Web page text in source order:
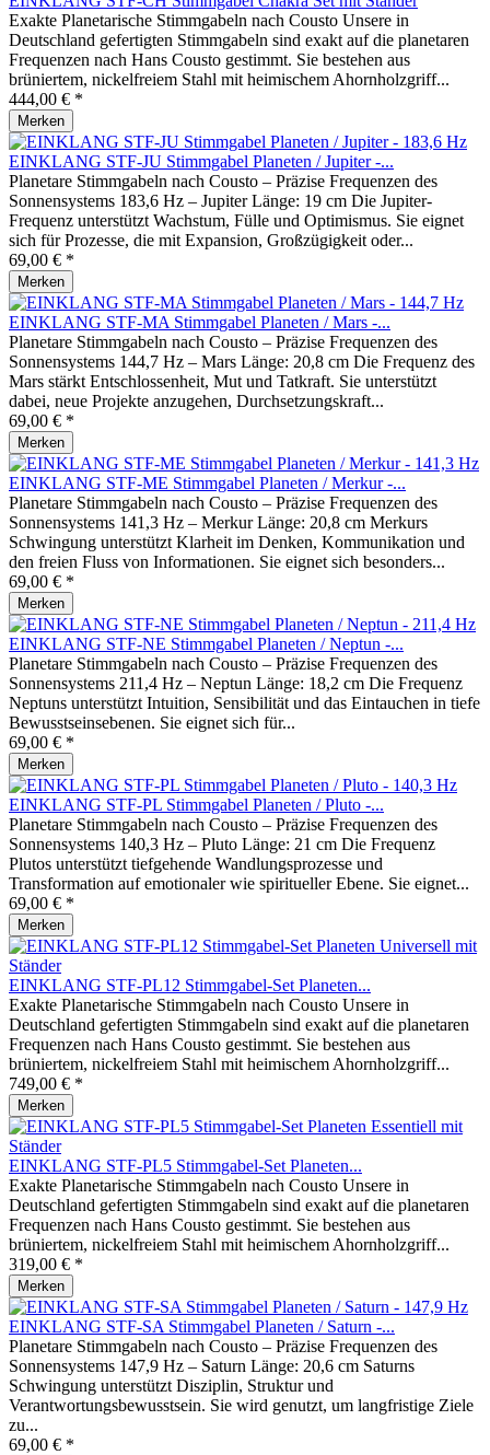
Exakte Planetarische Stimmgabeln nach Cousto Unsere in
Deutschland gefertigten Stimmgabeln sind exakt auf die planetaren
Frequenzen nach Hans Cousto gestimmt. Sie bestehen aus
brüniertem, nickelfreiem Stahl mit heimischem Ahornholzgriff...
444,00 € *
Merken
EINKLANG STF-JU Stimmgabel Planeten / Jupiter -...
Planetare Stimmgabeln nach Cousto – Präzise Frequenzen des
Sonnensystems 183,6 Hz – Jupiter Länge: 19 cm Die Jupiter-
Frequenz unterstützt Wachstum, Fülle und Optimismus. Sie eignet
sich für Prozesse, die mit Expansion, Großzügigkeit oder...
69,00 € *
Merken
EINKLANG STF-MA Stimmgabel Planeten / Mars -...
Planetare Stimmgabeln nach Cousto – Präzise Frequenzen des
Sonnensystems 144,7 Hz – Mars Länge: 20,8 cm Die Frequenz des
Mars stärkt Entschlossenheit, Mut und Tatkraft. Sie unterstützt
dabei, neue Projekte anzugehen, Durchsetzungskraft...
69,00 € *
Merken
EINKLANG STF-ME Stimmgabel Planeten / Merkur -...
Planetare Stimmgabeln nach Cousto – Präzise Frequenzen des
Sonnensystems 141,3 Hz – Merkur Länge: 20,8 cm Merkurs
Schwingung unterstützt Klarheit im Denken, Kommunikation und
den freien Fluss von Informationen. Sie eignet sich besonders...
69,00 € *
Merken
EINKLANG STF-NE Stimmgabel Planeten / Neptun -...
Planetare Stimmgabeln nach Cousto – Präzise Frequenzen des
Sonnensystems 211,4 Hz – Neptun Länge: 18,2 cm Die Frequenz
Neptuns unterstützt Intuition, Sensibilität und das Eintauchen in tiefe
Bewusstseinsebenen. Sie eignet sich für...
69,00 € *
Merken
EINKLANG STF-PL Stimmgabel Planeten / Pluto -...
Planetare Stimmgabeln nach Cousto – Präzise Frequenzen des
Sonnensystems 140,3 Hz – Pluto Länge: 21 cm Die Frequenz
Plutos unterstützt tiefgehende Wandlungsprozesse und
Transformation auf emotionaler wie spiritueller Ebene. Sie eignet...
69,00 € *
Merken
EINKLANG STF-PL12 Stimmgabel-Set Planeten...
Exakte Planetarische Stimmgabeln nach Cousto Unsere in
Deutschland gefertigten Stimmgabeln sind exakt auf die planetaren
Frequenzen nach Hans Cousto gestimmt. Sie bestehen aus
brüniertem, nickelfreiem Stahl mit heimischem Ahornholzgriff...
749,00 € *
Merken
EINKLANG STF-PL5 Stimmgabel-Set Planeten...
Exakte Planetarische Stimmgabeln nach Cousto Unsere in
Deutschland gefertigten Stimmgabeln sind exakt auf die planetaren
Frequenzen nach Hans Cousto gestimmt. Sie bestehen aus
brüniertem, nickelfreiem Stahl mit heimischem Ahornholzgriff...
319,00 € *
Merken
EINKLANG STF-SA Stimmgabel Planeten / Saturn -...
Planetare Stimmgabeln nach Cousto – Präzise Frequenzen des
Sonnensystems 147,9 Hz – Saturn Länge: 20,6 cm Saturns
Schwingung unterstützt Disziplin, Struktur und
Verantwortungsbewusstsein. Sie wird genutzt, um langfristige Ziele
zu...
69,00 € *